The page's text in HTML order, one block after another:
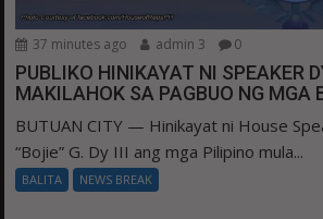
37 minutes ago admin 3 0
PUBLIKO HINIKAYAT NI SPEAKER
MAKILAHOK SA PAGBUO NG MGA
BUTUAN CITY — Hinikayat ni House
“Bojie” G. Dy III ang mga Pilipino mula...
BALITA NEWS BREAK